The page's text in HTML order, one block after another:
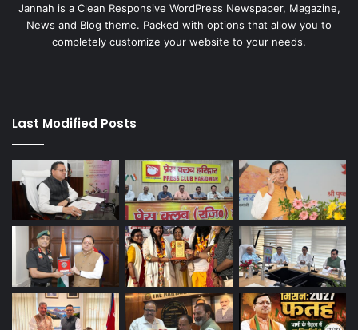
Jannah is a Clean Responsive WordPress Newspaper, Magazine,
News and Blog theme. Packed with options that allow you to
completely customize your website to your needs.
Last Modified Posts